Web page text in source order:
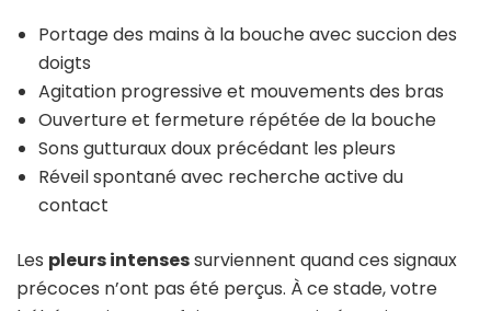
Portage des mains à la bouche avec succion des
doigts
Agitation progressive et mouvements des bras
Ouverture et fermeture répétée de la bouche
Sons gutturaux doux précédant les pleurs
Réveil spontané avec recherche active du
contact
Les pleurs intensessurviennent quand ces signaux
précoces n’ont pas été perçus. À ce stade, votre